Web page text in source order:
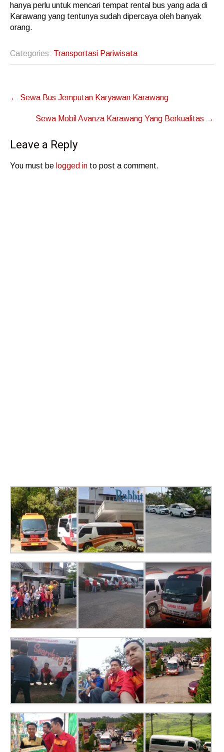
hanya perlu untuk mencari tempat rental bus yang ada di
Karawang yang tentunya sudah dipercaya oleh banyak
orang.
Categories: Transportasi Pariwisata
Post
navigation
← Sewa Bus Jemputan Karyawan Karawang
Sewa Mobil Avanza Karawang Yang Berkualitas →
Leave a Reply
You must be logged in to post a comment.